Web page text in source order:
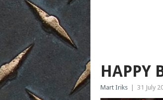
HAPPY
Mart Iriks 31 July